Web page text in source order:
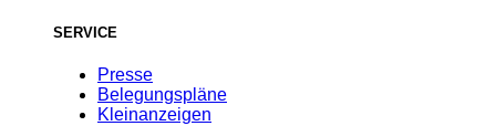
SERVICE
Presse
Belegungspläne
Kleinanzeigen